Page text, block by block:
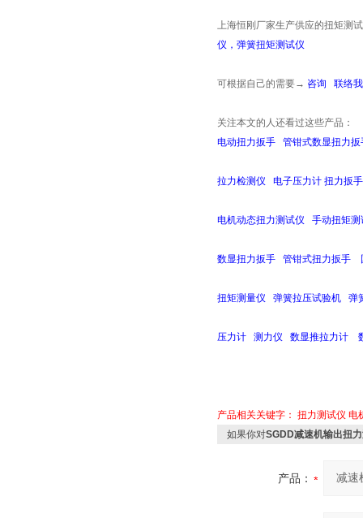
上海恒刚 厂家生产供应的扭矩测
仪 ， 弹簧扭矩测试仪
可根据自己的需要→ 咨询 联络
关注本文的人还看过这些产品：
电动扭力扳手
管钳式数显扭力扳
拉力检测仪 电子压力计 扭力扳
电机动态扭力测试仪 手动扭矩测
数显扭力扳手 管钳式扭力扳手
扭矩测量仪 弹簧拉压试验机 弹
压力计 测力仪 数显推拉力计
产品相关关键字： 扭力测试仪 电
如果你对SGDD减速机输出扭
产品：